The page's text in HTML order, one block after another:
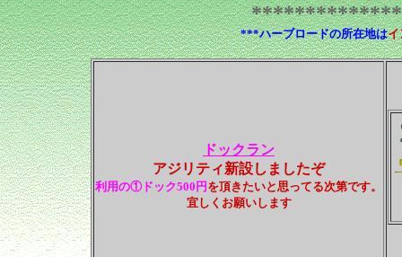
***ハーブロードの所在地はイ
ドックラン
アジリティ新設しましたぞ
利用の①ドック500円 を頂きたいと思ってる次第です。
宜しくお願いします